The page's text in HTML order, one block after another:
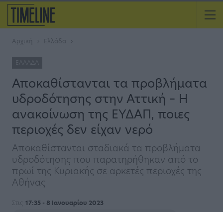
Αρχική Ελλάδα
ΕΛΛΆΔΑ
Αποκαθίστανται τα προβλήματα
υδροδότησης στην Αττική – Η
ανακοίνωση της ΕΥΔΑΠ, ποιες
περιοχές δεν είχαν νερό
Αποκαθίστανται σταδιακά τα προβλήματα
υδροδότησης που παρατηρήθηκαν από το
πρωί της Κυριακής σε αρκετές περιοχές της
Αθήνας
Στις 17:35 - 8 Ιανουαρίου 2023